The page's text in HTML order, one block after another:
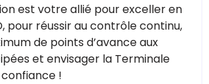
est votre allié pour exceller en
pour réussir au contrôle continu,
de points d’avance aux
et envisager la Terminale
!